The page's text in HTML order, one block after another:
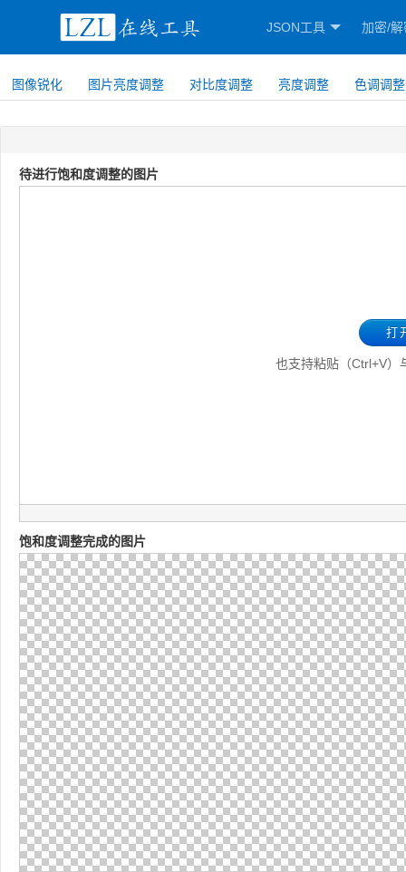
JSON工具 加密/解
图像锐化 图片亮度调整 对比度调整 亮度调整 色调调整
待进行饱和度调整的图片
打
也支持粘贴（Ctrl+V）
饱和度调整完成的图片